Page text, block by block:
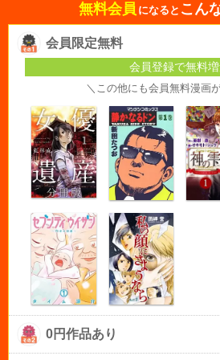
無料会員 になると こん
会員限定無料
会員登録で無料
＼この他にも会員無料漫画
0円作品あり